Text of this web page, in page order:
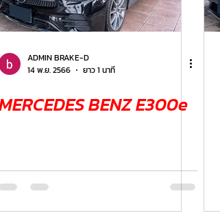
ADMIN BRAKE-D
14 พ.ย. 2566
ยาว 1 นาที
BENZ E300e